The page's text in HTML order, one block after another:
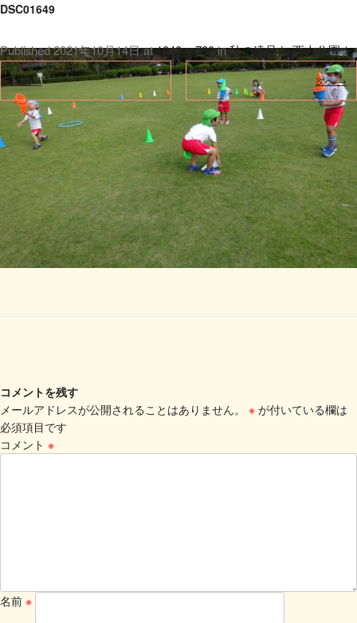
DSC01649
Published2021年10月14日at1040 × 780in秋の遠足 in 西山公園☆.
← 前へ 次へ →
コメントを残す
メールアドレスが公開されることはありません。
※ が付いている欄は
必須項目です
コメント ※
名前 ※